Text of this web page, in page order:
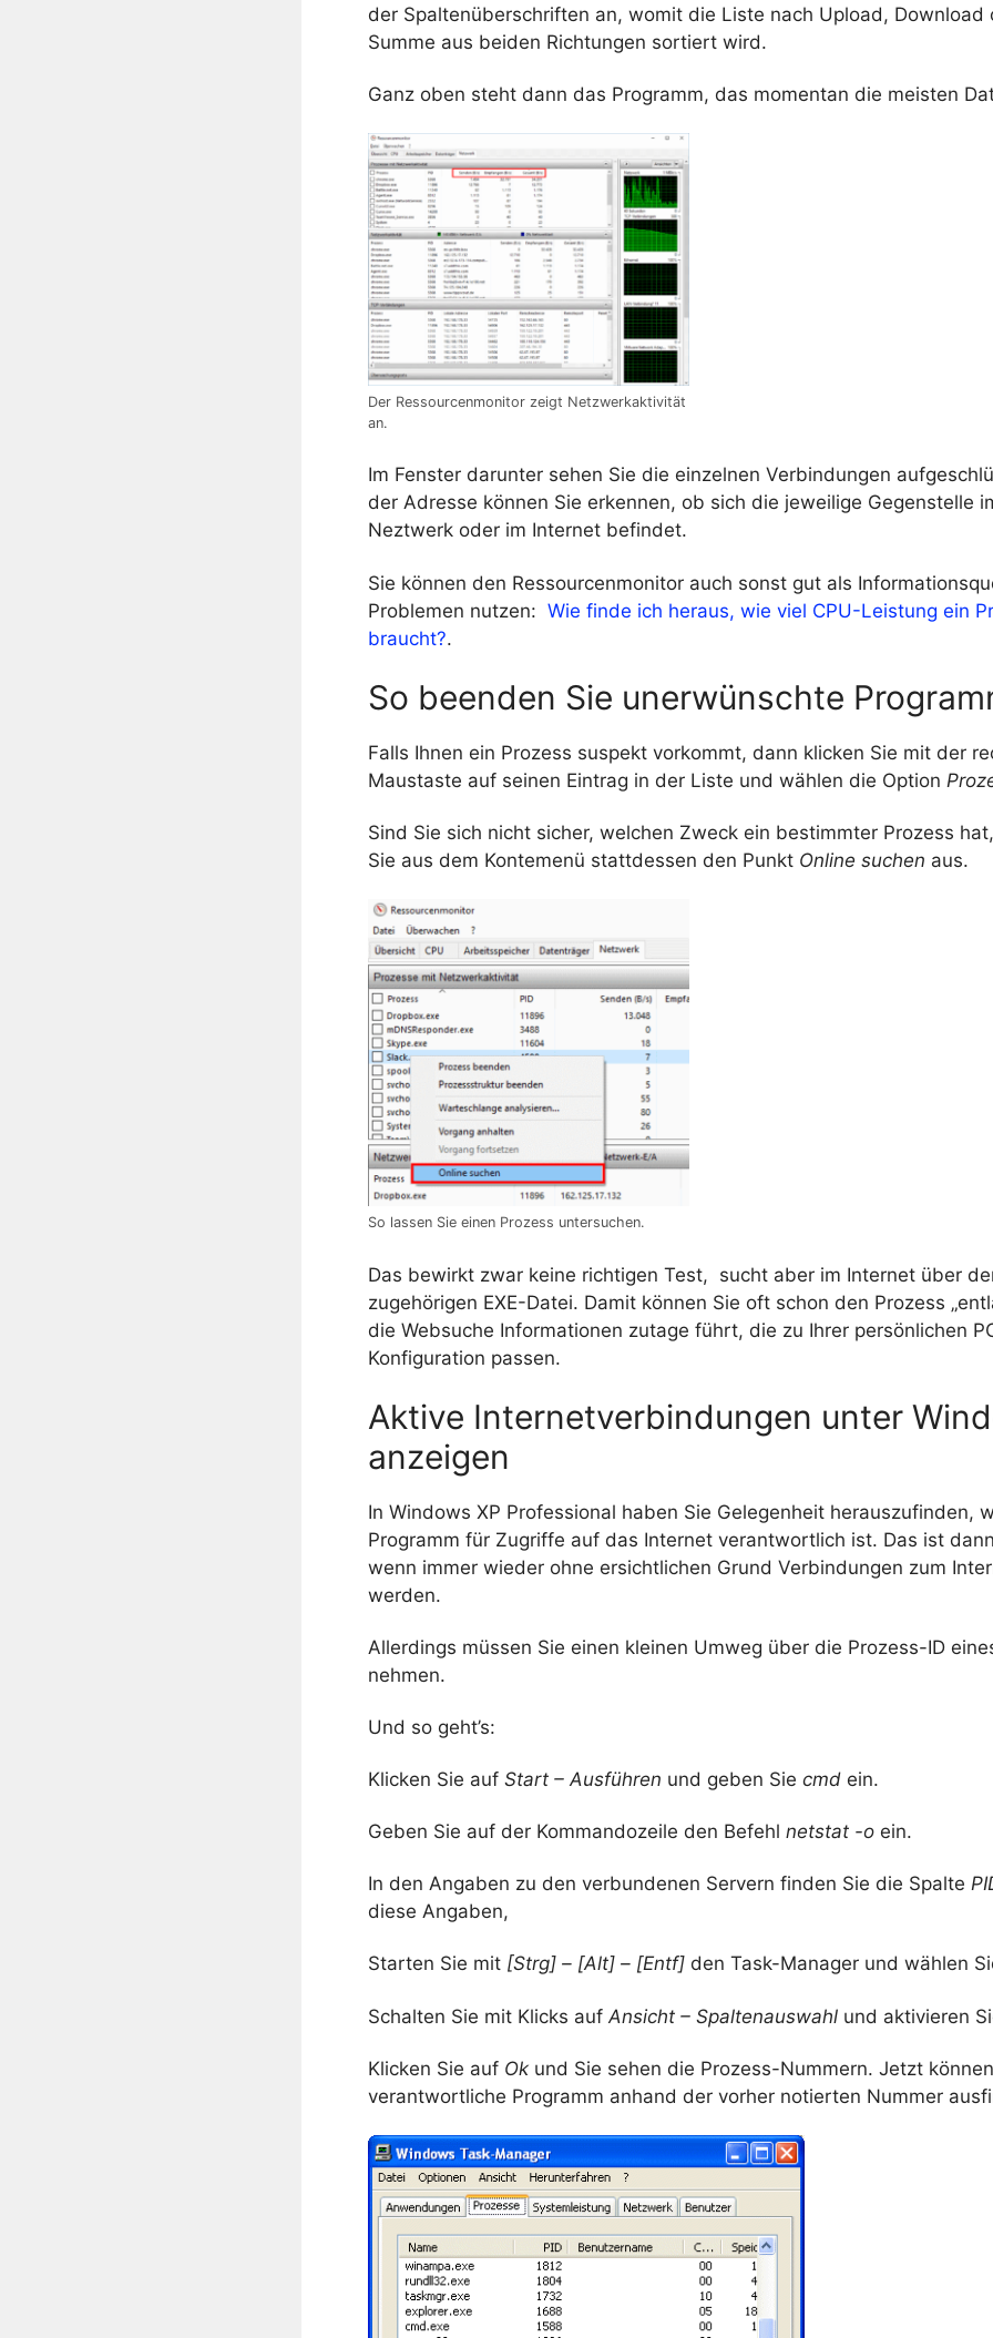
der Spaltenüberschriften an, womit die Liste nach Upload, Download
Summe aus beiden Richtungen sortiert wird.
Ganz oben steht dann das Programm, das momentan die meisten
Der Ressourcenmonitor zeigt Netzwerkaktivität
an.
Im Fenster darunter sehen Sie die einzelnen Verbindungen
der Adresse können Sie erkennen, ob sich die jeweilige Gegenstelle
Neztwerk oder im Internet befindet.
Sie können den Ressourcenmonitor auch sonst gut als
Problemen nutzen: Wie finde ich heraus, wie viel CPU-Leistung ein
braucht?.
So beenden Sie unerwünschte
Falls Ihnen ein Prozess suspekt vorkommt, dann klicken Sie mit der
Maustaste auf seinen Eintrag in der Liste und wählen die Option
Sind Sie sich nicht sicher, welchen Zweck ein bestimmter Prozess
Sie aus dem Kontemenü stattdessen den Punkt Online suchen aus.
So lassen Sie einen Prozess untersuchen.
Das bewirkt zwar keine richtigen Test, sucht aber im Internet über
zugehörigen EXE-Datei. Damit können Sie oft schon den Prozess
die Websuche Informationen zutage führt, die zu Ihrer persönlichen
Konfiguration passen.
Aktive Internetverbindungen unter
anzeigen
In Windows XP Professional haben Sie Gelegenheit herauszufinden,
Programm für Zugriffe auf das Internet verantwortlich ist. Das ist
wenn immer wieder ohne ersichtlichen Grund Verbindungen zum
werden.
Allerdings müssen Sie einen kleinen Umweg über die Prozess-ID
nehmen.
Und so geht’s:
Klicken Sie auf Start – Ausführen und geben Sie cmd ein.
Geben Sie auf der Kommandozeile den Befehl netstat -o ein.
In den Angaben zu den verbundenen Servern finden Sie die Spalte
diese Angaben,
Starten Sie mit [Strg] – [Alt] – [Entf] den Task-Manager und wählen
Schalten Sie mit Klicks auf Ansicht – Spaltenauswahl und aktivieren
Klicken Sie auf Ok und Sie sehen die Prozess-Nummern. Jetzt
verantwortliche Programm anhand der vorher notierten Nummer